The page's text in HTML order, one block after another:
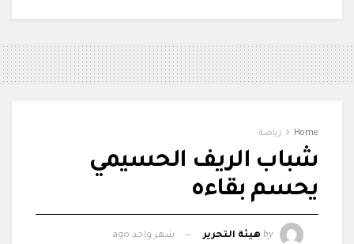
Home رياضة
شباب الريف الحسيمي
يحسم بقاءه
by هيئة التحرير شهر واحد ago